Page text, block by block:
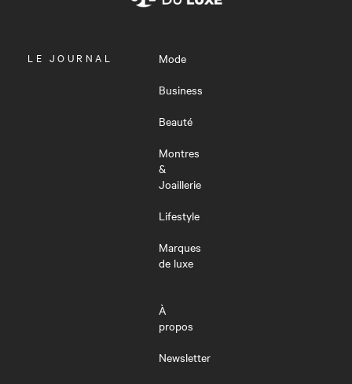
OUVRIR
LE JOURNAL
Mode
Business
Beauté
Montres
&
Joaillerie
Lifestyle
Marques
de luxe
À
propos
Newsletter